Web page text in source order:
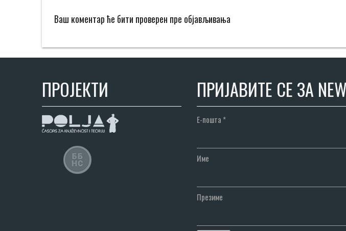
Ваш коментар ће бити проверен пре објављивања
ПРОЈЕКТИ ПРИЈАВИТЕ СЕ ЗА
Е-пошта *
Име
Презиме